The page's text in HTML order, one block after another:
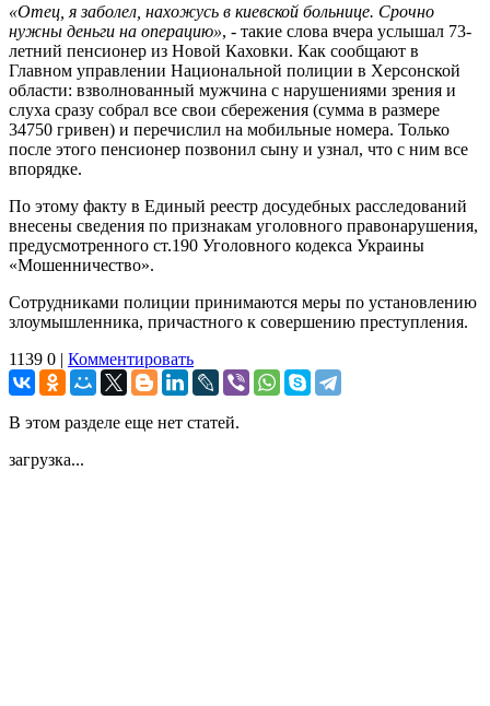
«Отец, я заболел, нахожусь в киевской больнице. Срочно
нужны деньги на операцию», - такие слова вчера услышал 73-
летний пенсионер из Новой Каховки. Как сообщают в
Главном управлении Национальной полиции в Херсонской
области: взволнованный мужчина с нарушениями зрения и
слуха сразу собрал все свои сбережения (сумма в размере
34750 гривен) и перечислил на мобильные номера. Только
после этого пенсионер позвонил сыну и узнал, что с ним все
впорядке.
По этому факту в Единый реестр досудебных расследований
внесены сведения по признакам уголовного правонарушения,
предусмотренного ст.190 Уголовного кодекса Украины
«Мошенничество».
Сотрудниками полиции принимаются меры по установлению
злоумышленника, причастного к совершению преступления.
1139 0 | Комментировать
В этом разделе еще нет статей.
загрузка...